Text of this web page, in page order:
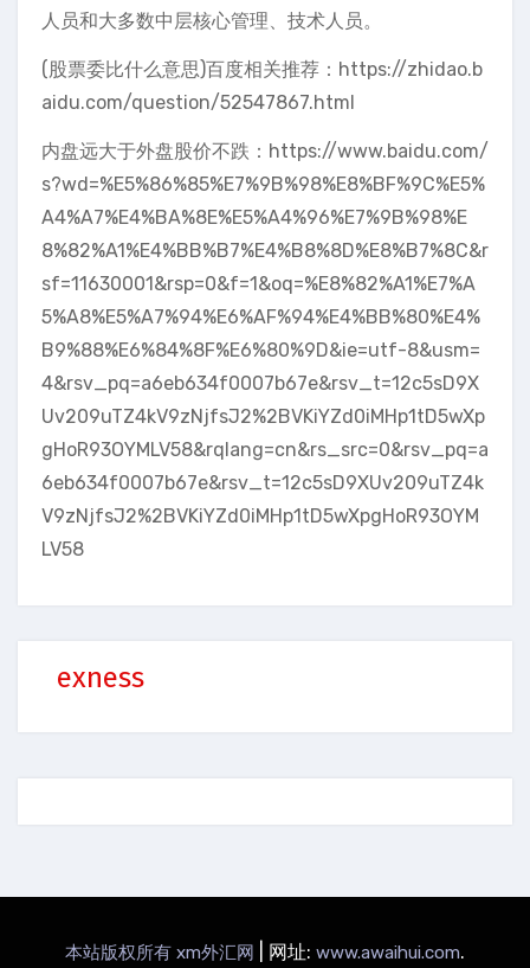
人员和大多数中层核心管理、技术人员。
(股票委比什么意思)百度相关推荐：https://zhidao.b
aidu.com/question/52547867.html
内盘远大于外盘股价不跌：https://www.baidu.com/
s?wd=%E5%86%85%E7%9B%98%E8%BF%9C%E5%
A4%A7%E4%BA%8E%E5%A4%96%E7%9B%98%E
8%82%A1%E4%BB%B7%E4%B8%8D%E8%B7%8C&r
sf=11630001&rsp=0&f=1&oq=%E8%82%A1%E7%A
5%A8%E5%A7%94%E6%AF%94%E4%BB%80%E4%
B9%88%E6%84%8F%E6%80%9D&ie=utf-8&usm=
4&rsv_pq=a6eb634f0007b67e&rsv_t=12c5sD9X
Uv209uTZ4kV9zNjfsJ2%2BVKiYZd0iMHp1tD5wXp
gHoR93OYMLV58&rqlang=cn&rs_src=0&rsv_pq=a
6eb634f0007b67e&rsv_t=12c5sD9XUv209uTZ4k
V9zNjfsJ2%2BVKiYZd0iMHp1tD5wXpgHoR93OYM
LV58
exness
本站版权所有 xm外汇网 网址: www.awaihui.com.